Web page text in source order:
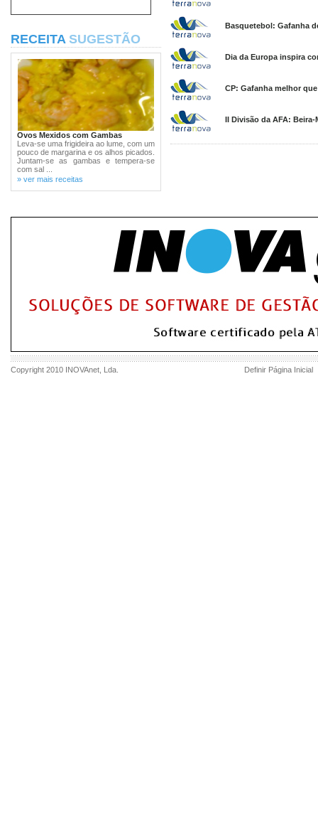
RECEITA SUGESTÃO
Ovos Mexidos com Gambas
Leva-se uma frigideira ao lume, com um
pouco de margarina e os alhos picados.
Juntam-se as gambas e tempera-se
com sal ...
» ver mais receitas
Basquetebol: Gafanha
Dia da Europa inspira
CP: Gafanha melhor
II Divisão da AFA:
Copyright 2010 INOVAnet , Lda. Definir Página Inicial